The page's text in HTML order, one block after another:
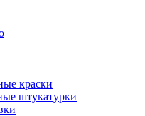
краски
штукатурки